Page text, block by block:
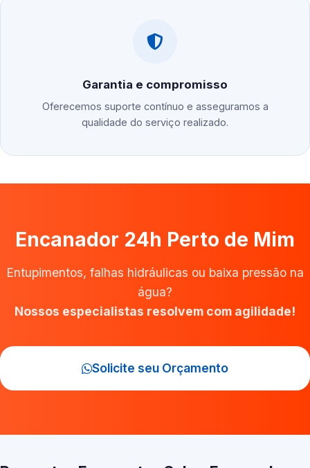
Garantia e compromisso
Oferecemos suporte contínuo e asseguramos a
qualidade do serviço realizado.
Encanador 24h Perto de Mim
Entupimentos, falhas hidráulicas ou baixa pressão na
água?
Nossos especialistas resolvem com agilidade!
Solicite seu Orçamento